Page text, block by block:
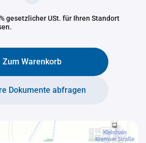
gesetzlicher USt. für Ihren Standort
Zum Warenkorb
Dokumente abfragen